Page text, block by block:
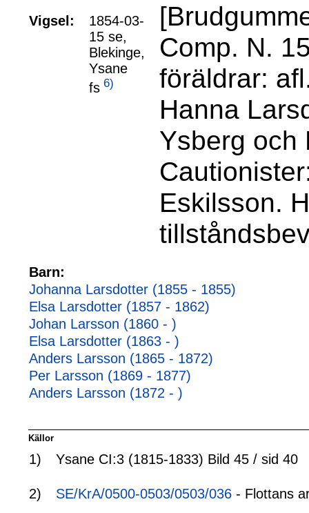
Vigsel:
1854-03-
15 se,
Blekinge,
Ysane
fs 6)
Comp. N.
föräldrar:
Hanna
Ysberg och
Eskilsson.
Barn:
Johanna Larsdotter (1855 - 1855)
Elsa Larsdotter (1857 - 1862)
Johan Larsson (1860 - )
Elsa Larsdotter (1863 - )
Anders Larsson (1865 - 1872)
Per Larsson (1869 - 1877)
Anders Larsson (1872 - )
Källor
1) Ysane CI:3 (1815-1833) Bild 45 / sid 40
2) SE/KrA/0500-0503/0503/036 - Flottans